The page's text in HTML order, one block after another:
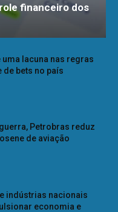
financeiro dos
uma lacuna nas regras
bets no país
Petrobras reduz
de aviação
indústrias nacionais
economia e